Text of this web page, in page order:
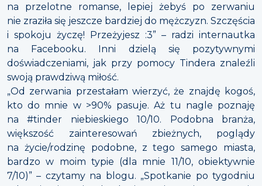
na przelotne romanse, lepiej żebyś po zerwaniu
nie zraziła się jeszcze bardziej do mężczyzn. Szczęścia
i spokoju życzę! Przeżyjesz :3” – radzi internautka
na Facebooku. Inni dzielą się pozytywnymi
doświadczeniami, jak przy pomocy Tindera znaleźli
swoją prawdziwą miłość.
„Od zerwania przestałam wierzyć, że znajdę kogoś,
kto do mnie w >90% pasuje. Aż tu nagle poznaję
na #tinder niebieskiego 10/10. Podobna branża,
większość zainteresowań zbieżnych, poglądy
na życie/rodzinę podobne, z tego samego miasta,
bardzo w moim typie (dla mnie 11/10, obiektywnie
7/10)” – czytamy na blogu. „Spotkanie po tygodniu